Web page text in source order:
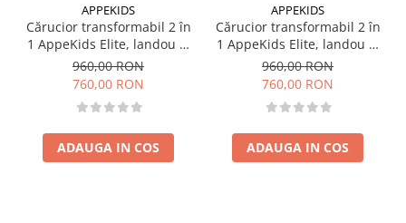
APPEKIDS
Cărucior transformabil 2 în
1 AppeKids Elite, landou și
scaun sport reversibil,
suspensii, adaptori scoică
auto, până la 22 kg - Navy
Grey
960,00 RON
760,00 RON
ADAUGA IN COS
APPEKIDS
Cărucior transformabil 2 în
1 AppeKids Elite, landou și
scaun sport reversibil,
suspensii, adaptori scoică
auto, până la 22 kg - Sand
960,00 RON
760,00 RON
ADAUGA IN COS